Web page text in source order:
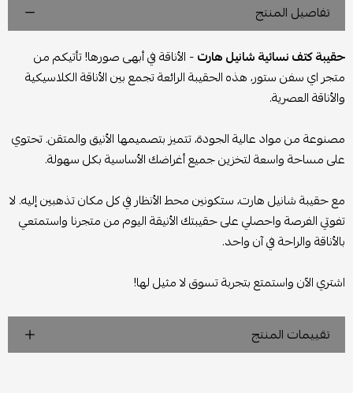
تفاصيل المنتج
حقيبة كتف نسائية شانيل هارت- الأناقة في أبهى صورها! تأتيكم من
متجر اي سفن ستور، هذه الحقيبة الرائعة تجمع بين الأناقة الكلاسيكية
والأناقة العصرية.
مصنوعة من مواد عالية الجودة، تتميز بتصميمها الأنيق والمتقن. تحتوي
على مساحة واسعة لتخزين جميع أغراضك الأساسية بكل سهولة.
مع حقيبة شانيل هارت، ستكونين محط الأنظار في كل مكان تذهبين إليه. لا
تفوتي الفرصة واحصلي على حقيبتك الأنيقة اليوم من متجرنا واستمتعي
بالأناقة والراحة في آن واحد.
اشتري الآن واستمتع بتجربة تسوق لا مثيل لها!
تقييمات المنتج